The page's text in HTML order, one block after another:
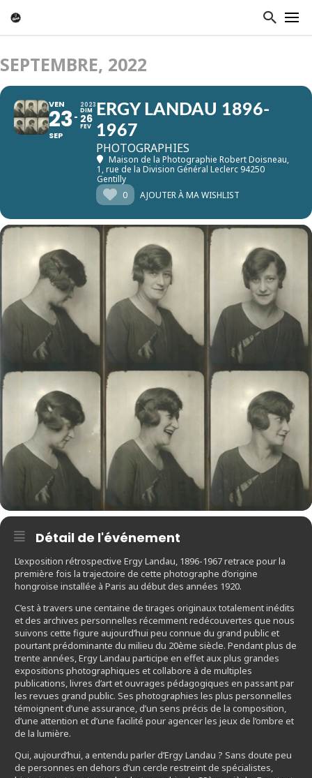
SEPTEMBRE, 2022
VEN
23
SEP
2023
DIM
26
FEV
ERGY LANDAU 1896-
1967
PHOTOGRAPHIES
Maison de la Photographie Robert Doisneau,
1, rue de la Division Général Leclerc 94250
Gentilly
0
AJOUTER À MA WISHLIST
Détail de l'événement
L’exposition rétrospective Ergy Landau, 1896-1967 retrace pour la
première fois la trajectoire de cette photographe d’origine
hongroise installée à Paris au début des années 1920.
C’est à travers une centaine de tirages originaux totalement inédits
et des archives personnelles récemment redécouvertes que nous
suivons cette figure aujourd’hui peu connue du grand public et
pourtant prédominante du milieu du 20ème siècle. Pendant plus de
trente années, Ergy Landau participe en effet aux plus grandes
expositions photographiques et collabore à de multiples
publications, livres d’art et ouvrages pédagogiques en passant par
les revues grand public. Ses photographies les plus personnelles
témoignent d’une assurance, d’un sens précis de la composition,
d’une attention et d’une facilité pour agencer les jeux de l’ombre et
de la lumière.
Qui, aujourd’hui, a entendu parler d’Ergy Landau ? Sans doute peu
de personnes en dehors d’un cercle restreint de spécialistes,